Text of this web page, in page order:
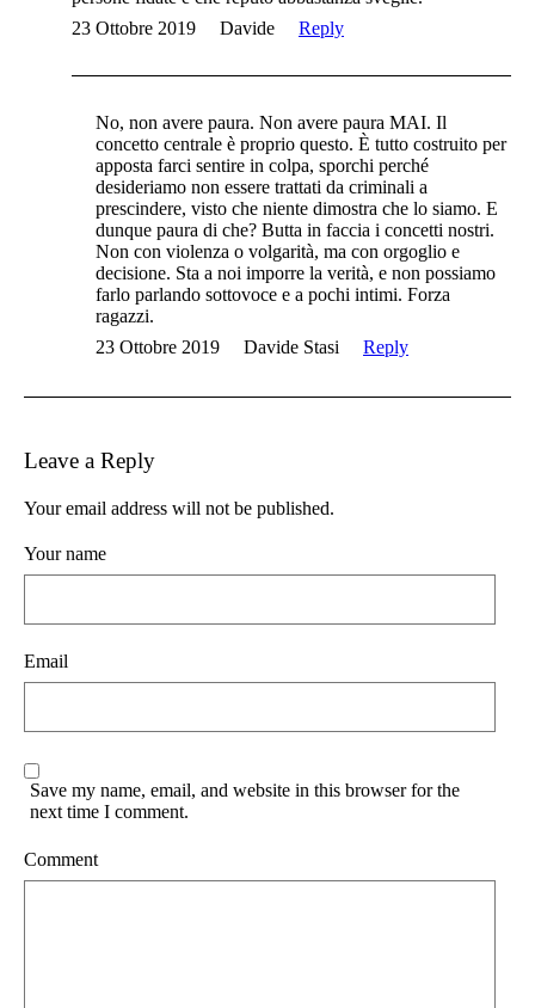
23 Ottobre 2019
Davide Reply
No, non avere paura. Non avere paura MAI. Il
concetto centrale è proprio questo. È tutto costruito per
apposta farci sentire in colpa, sporchi perché
desideriamo non essere trattati da criminali a
prescindere, visto che niente dimostra che lo siamo. E
dunque paura di che? Butta in faccia i concetti nostri.
Non con violenza o volgarità, ma con orgoglio e
decisione. Sta a noi imporre la verità, e non possiamo
farlo parlando sottovoce e a pochi intimi. Forza
ragazzi.
23 Ottobre 2019
Davide Stasi Reply
Leave a Reply
Your email address will not be published.
Your name
Email
Save my name, email, and website in this browser for the
next time I comment.
Comment